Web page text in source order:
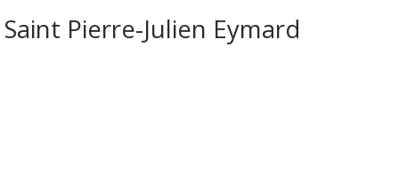
Saint Pierre-Julien Eymard